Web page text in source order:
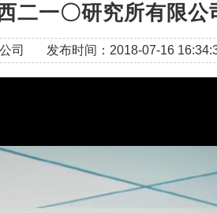
二一〇研究所有限公
司 发布时间： 2018-07-16